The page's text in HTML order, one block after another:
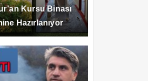
Kursu Binası
Hazırlanıyor